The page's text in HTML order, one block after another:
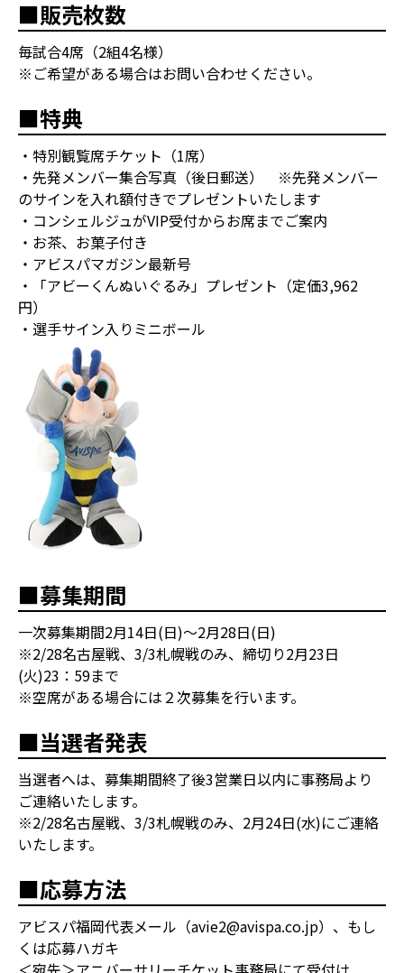
■販売枚数
毎試合4席（2組4名様）
※ご希望がある場合はお問い合わせください。
■特典
・特別観覧席チケット（1席）
・先発メンバー集合写真（後日郵送） ※先発メンバー
のサインを入れ額付きでプレゼントいたします
・コンシェルジュがVIP受付からお席までご案内
・お茶、お菓子付き
・アビスパマガジン最新号
・「アビーくんぬいぐるみ」プレゼント（定価3,962
円）
・選手サイン入りミニボール
■募集期間
一次募集期間2月14日(日)～2月28日(日)
※2/28名古屋戦、3/3札幌戦のみ、締切り2月23日
(火)23：59まで
※空席がある場合には２次募集を行います。
■当選者発表
当選者へは、募集期間終了後3営業日以内に事務局より
ご連絡いたします。
※2/28名古屋戦、3/3札幌戦のみ、2月24日(水)にご連絡
いたします。
■応募方法
アビスパ福岡代表メール（avie2@avispa.co.jp）、もし
くは応募ハガキ